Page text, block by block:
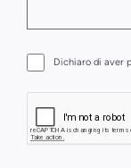
Dichiaro di aver